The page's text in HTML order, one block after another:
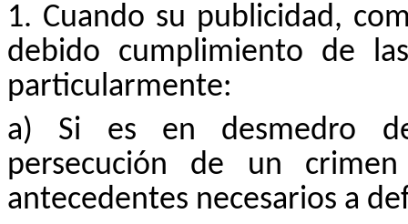
1. Cuando su publicidad,
debido cumplimiento de
particularmente:
a) Si es en desmedro
persecución de un
antecedentes necesarios a